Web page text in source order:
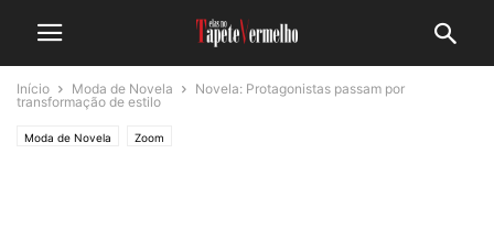
Início Moda de Novela
Novela: Protagonistas passam por
transformação de estilo
Moda de Novela Zoom